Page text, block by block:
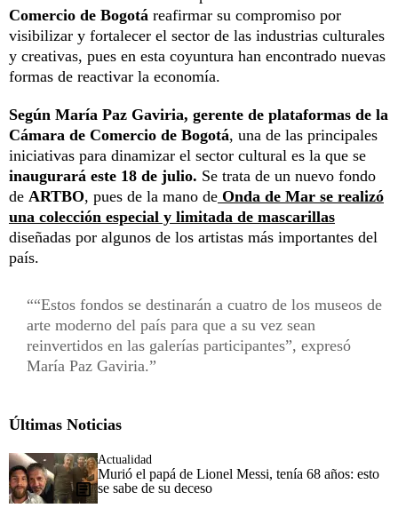
Comercio de Bogotá reafirmar su compromiso por
visibilizar y fortalecer el sector de las industrias culturales
y creativas, pues en esta coyuntura han encontrado nuevas
formas de reactivar la economía.
Según María Paz Gaviria, gerente de plataformas de la
Cámara de Comercio de Bogotá, una de las principales
iniciativas para dinamizar el sector cultural es la que se
inaugurará este 18 de julio. Se trata de un nuevo fondo
de ARTBO, pues de la mano de Onda de Mar se realizó
una colección especial y limitada de mascarillas
diseñadas por algunos de los artistas más importantes del
país.
“Estos fondos se destinarán a cuatro de los museos de
arte moderno del país para que a su vez sean
reinvertidos en las galerías participantes”, expresó
María Paz Gaviria.
Últimas Noticias
Actualidad
Murió el papá de Lionel Messi, tenía 68 años: esto
se sabe de su deceso